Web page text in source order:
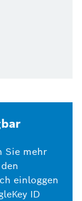
Sie mehr
einloggen
ID